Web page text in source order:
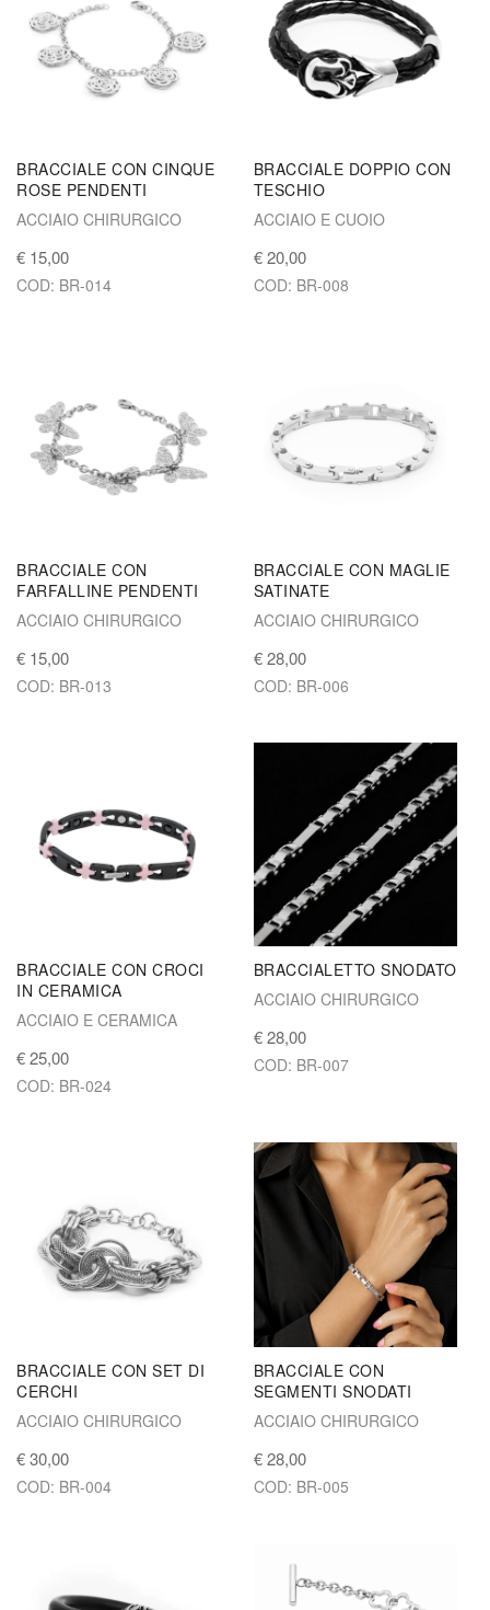
BRACCIALE CON CINQUE
ROSE PENDENTI
ACCIAIO CHIRURGICO
€ 15,00
COD: BR-014
BRACCIALE DOPPIO CON
TESCHIO
ACCIAIO E CUOIO
€ 20,00
COD: BR-008
BRACCIALE CON
FARFALLINE PENDENTI
ACCIAIO CHIRURGICO
€ 15,00
COD: BR-013
BRACCIALE CON MAGLIE
SATINATE
ACCIAIO CHIRURGICO
€ 28,00
COD: BR-006
BRACCIALE CON CROCI
IN CERAMICA
ACCIAIO E CERAMICA
€ 25,00
COD: BR-024
BRACCIALETTO SNODATO
ACCIAIO CHIRURGICO
€ 28,00
COD: BR-007
BRACCIALE CON SET DI
CERCHI
ACCIAIO CHIRURGICO
€ 30,00
COD: BR-004
BRACCIALE CON
SEGMENTI SNODATI
ACCIAIO CHIRURGICO
€ 28,00
COD: BR-005